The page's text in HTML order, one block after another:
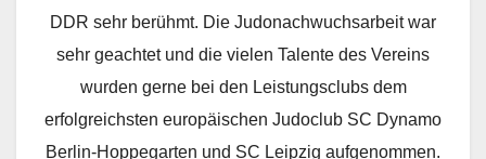
DDR sehr berühmt. Die Judonachwuchsarbeit war
sehr geachtet und die vielen Talente des Vereins
wurden gerne bei den Leistungsclubs dem
erfolgreichsten europäischen Judoclub SC Dynamo
Berlin-Hoppegarten und SC Leipzig aufgenommen.